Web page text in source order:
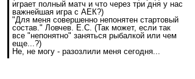
играет полный матч и что через три дня у нас
важнейшая игра с АЕК?)
"Для меня совершенно непонятен стартовый
состав." Ловчев. Е.С. (Так может, если так
все "непонятно" заняться рыбалкой или чем
еще...?)
Не, не могу - разозлили меня сегодня...